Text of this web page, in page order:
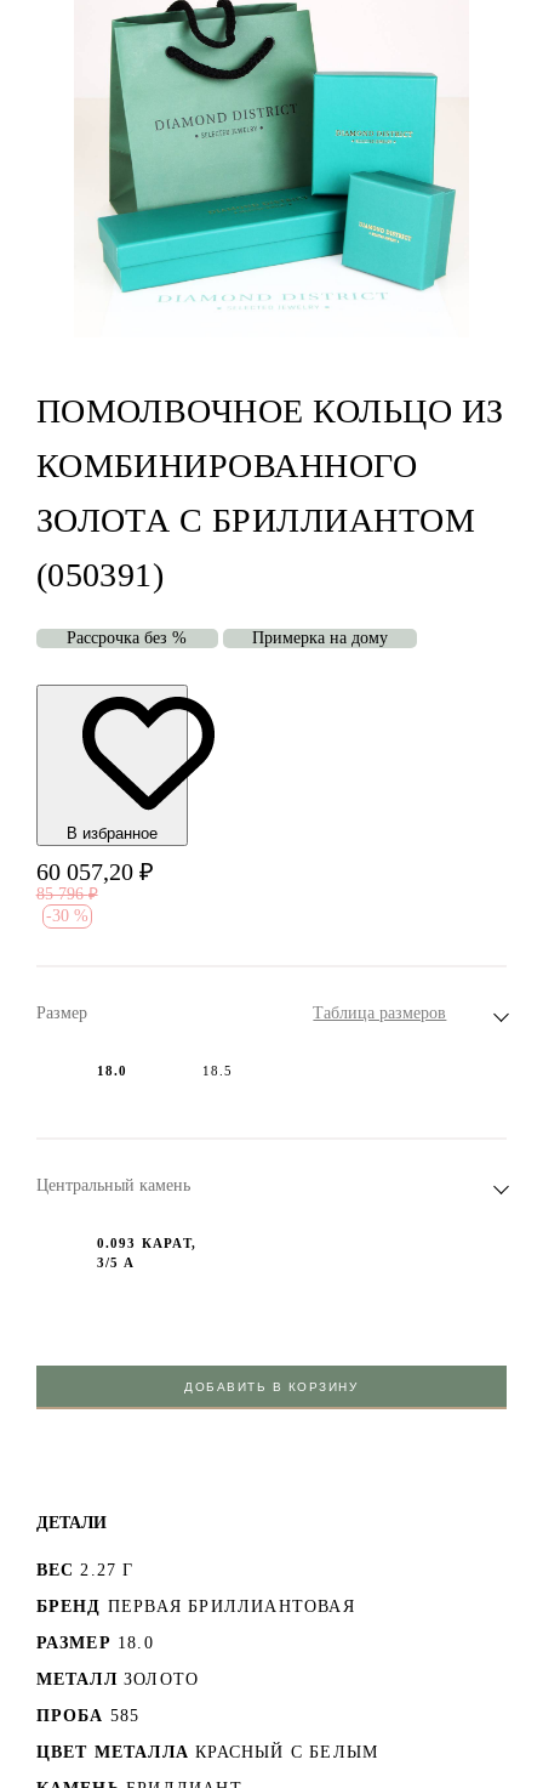
ПОМОЛВОЧНОЕ КОЛЬЦО ИЗ
КОМБИНИРОВАННОГО
ЗОЛОТА С БРИЛЛИАНТОМ
(050391)
Рассрочка без % Примерка на дому
В избранноe
60 057,20 ₽
85 796 ₽
-30 %
Размер Таблица размеров
18.0 18.5
Центральный камень
0.093 КАРАТ,
3/5 А
ДОБАВИТЬ В КОРЗИНУ
ДЕТАЛИ
ВЕС 2.27 Г
БРЕНД ПЕРВАЯ БРИЛЛИАНТОВАЯ
РАЗМЕР 18.0
МЕТАЛЛ ЗОЛОТО
ПРОБА 585
ЦВЕТ МЕТАЛЛА КРАСНЫЙ C БЕЛЫМ